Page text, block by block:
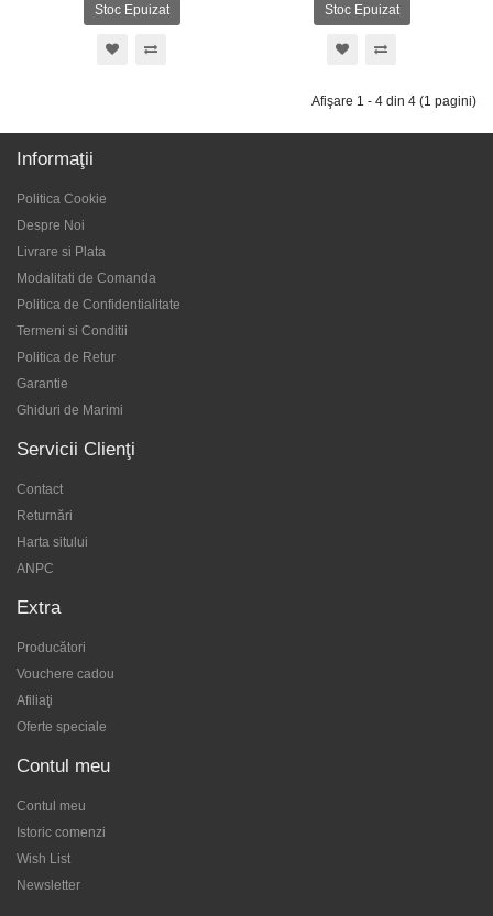
Stoc Epuizat Stoc Epuizat
Afişare 1 - 4 din 4 (1 pagini)
Informaţii
Politica Cookie
Despre Noi
Livrare si Plata
Modalitati de Comanda
Politica de Confidentialitate
Termeni si Conditii
Politica de Retur
Garantie
Ghiduri de Marimi
Servicii Clienţi
Contact
Returnări
Harta sitului
ANPC
Extra
Producători
Vouchere cadou
Afiliaţi
Oferte speciale
Contul meu
Contul meu
Istoric comenzi
Wish List
Newsletter